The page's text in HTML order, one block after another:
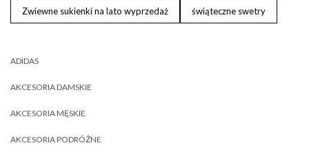
Zwiewne sukienki na lato wyprzedaż świąteczne swetry
ADIDAS
AKCESORIA DAMSKIE
AKCESORIA MĘSKIE
AKCESORIA PODRÓŻNE